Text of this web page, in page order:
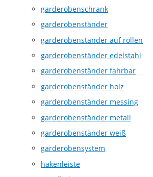
garderobenschrank
garderobenständer
garderobenständer auf rollen
garderobenständer edelstahl
garderobenständer fahrbar
garderobenständer holz
garderobenständer messing
garderobenständer metall
garderobenständer weiß
garderobensystem
hakenleiste